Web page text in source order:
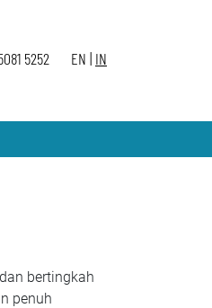
5252 EN | IN
bertingkah
penuh